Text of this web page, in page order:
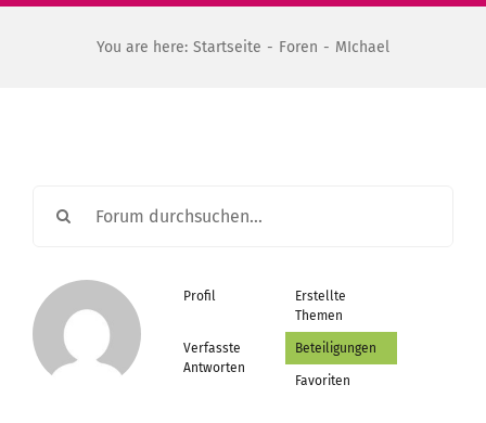
You are here: Startseite Foren MIchael
Profil
Erstellte
Themen
Verfasste
Antworten
Beteiligungen
Favoriten